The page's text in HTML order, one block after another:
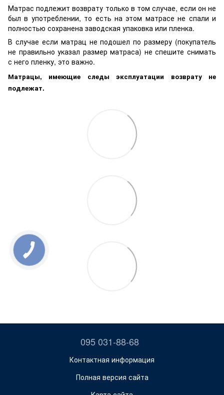
Матрас подлежит возврату только в том случае, если он не
был в употреблении, то есть на этом матрасе не спали и
полностью сохранена заводская упаковка или пленка.
В случае если матрац не подошел по размеру (покупатель
не правильно указал размер матраса) не спешите снимать
с него пленку, это важно.
Матрацы, имеющие следы эксплуатации возврату не
подлежат.
095 031-88-68
Контактная информация
Полная версия сайта